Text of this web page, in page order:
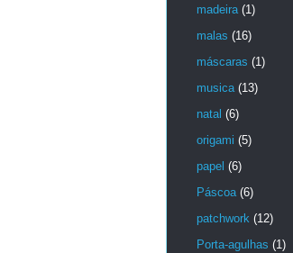
madeira (1)
malas (16)
máscaras (1)
musica (13)
natal (6)
origami (5)
papel (6)
Páscoa (6)
patchwork (12)
Porta-agulhas (1)